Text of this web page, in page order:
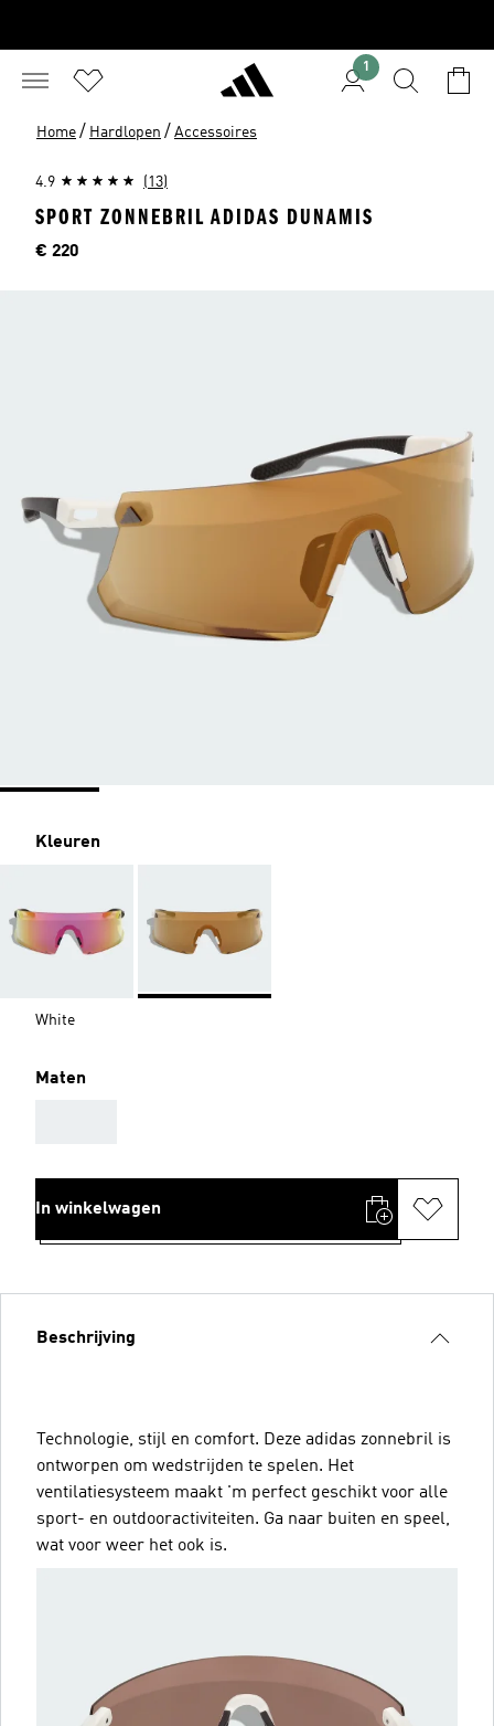
1
Home / Hardlopen / Accessoires
4.9 (13)
SPORT ZONNEBRIL ADIDAS DUNAMIS
Prijs
€ 220
Kleuren
White
Maten
In winkelwagen
Beschrijving
Technologie, stijl en comfort. Deze adidas zonnebril is
ontworpen om wedstrijden te spelen. Het
ventilatiesysteem maakt 'm perfect geschikt voor alle
sport- en outdooractiviteiten. Ga naar buiten en speel,
wat voor weer het ook is.